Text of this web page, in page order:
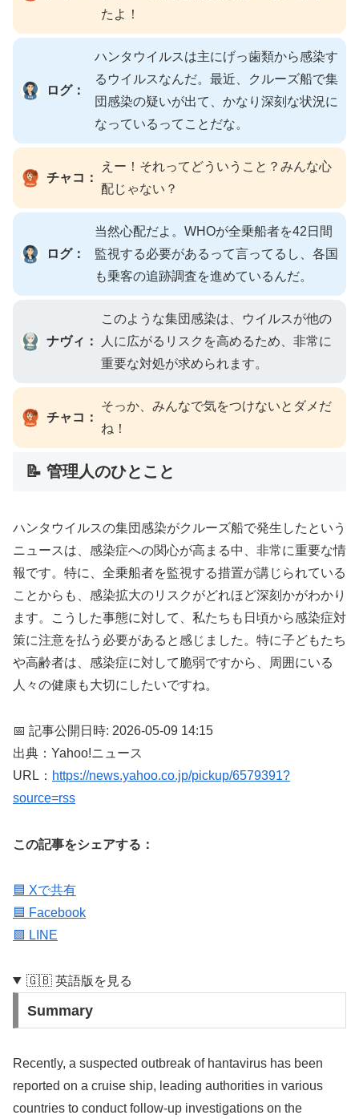
たよ！
ログ：
ハンタウイルスは主にげっ歯類から感染す
るウイルスなんだ。最近、クルーズ船で集
団感染の疑いが出て、かなり深刻な状況に
なっているってことだな。
チャコ：
えー！それってどういうこと？みんな心
配じゃない？
ログ：
当然心配だよ。WHOが全乗船者を42日間
監視する必要があるって言ってるし、各国
も乗客の追跡調査を進めているんだ。
ナヴィ：
このような集団感染は、ウイルスが他の
人に広がるリスクを高めるため、非常に
重要な対処が求められます。
チャコ：
そっか、みんなで気をつけないとダメだ
ね！
📝 管理人のひとこと
ハンタウイルスの集団感染がクルーズ船で発生したという
ニュースは、感染症への関心が高まる中、非常に重要な情
報です。特に、全乗船者を監視する措置が講じられている
ことからも、感染拡大のリスクがどれほど深刻かがわかり
ます。こうした事態に対して、私たちも日頃から感染症対
策に注意を払う必要があると感じました。特に子どもたち
や高齢者は、感染症に対して脆弱ですから、周囲にいる
人々の健康も大切にしたいですね。
📅 記事公開日時: 2026-05-09 14:15
出典：Yahoo!ニュース
URL： https://news.yahoo.co.jp/pickup/6579391?
source=rss
この記事をシェアする：
🟦 Xで共有
🟦 Facebook
🟩 LINE
🇬🇧 英語版を見る
Summary
Recently, a suspected outbreak of hantavirus has been
reported on a cruise ship, leading authorities in various
countries to conduct follow-up investigations on the